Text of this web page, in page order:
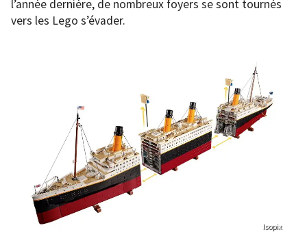
l’année dernière, de nombreux foyers se sont tournés
vers les Lego s’évader.
Isopix